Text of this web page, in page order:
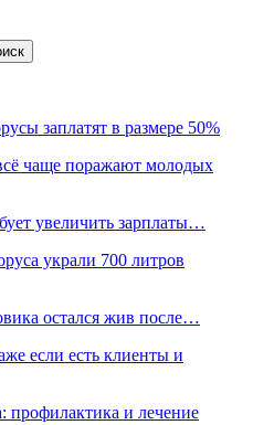
заплатят в размере 50%
чаще поражают молодых
увеличить зарплаты…
украли 700 литров
остался жив после…
если есть клиенты и
профилактика и лечение